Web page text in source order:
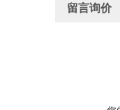
留言询价